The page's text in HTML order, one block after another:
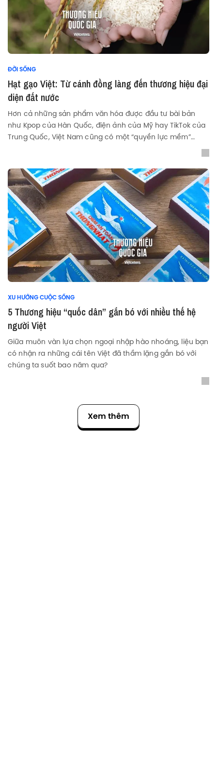
ĐỜI SỐNG
Hạt gạo Việt: Từ cánh đồng làng đến thương hiệu đại
diện đất nước
Hơn cả những sản phẩm văn hóa được đầu tư bài bản
như Kpop của Hàn Quốc, điện ảnh của Mỹ hay TikTok của
Trung Quốc, Việt Nam cũng có một “quyền lực mềm”
XU HƯỚNG CUỘC SỐNG
5 Thương hiệu “quốc dân” gắn bó với nhiều thế hệ
người Việt
Giữa muôn vàn lựa chọn ngoại nhập hào nhoáng, liệu bạn
có nhận ra những cái tên Việt đã thầm lặng gắn bó với
chúng ta suốt bao năm qua?
Xem thêm